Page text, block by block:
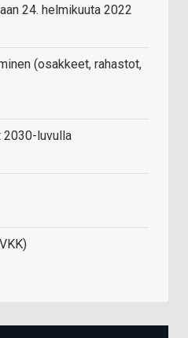
24. helmikuuta 2022
(osakkeet, rahastot,
2030-luvulla